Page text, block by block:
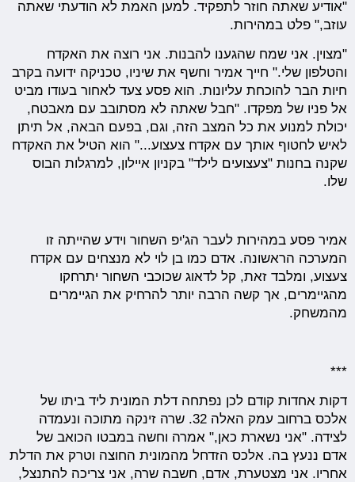
"אודיע שאתה חוזר לתפקיד. למען האמת לא הודעתי שאתה
עוזב," פלט במהירות.
"מצוין. אני שמח שהגענו להבנות. אני רוצה את האקדח
והטלפון שלי." חייך אמיר וחשף את שיניו, טכניקה ידועה בקרב
חיות הבר להוכחת עליונות. הוא פסע צעד לאחור בעודו מביט
אל פניו של מפקדו. "חבל שאתה לא מסתובב עם מאבטח,
יכולת למנוע את כל המצב הזה, וגם, בפעם הבאה, אל תיתן
לאיש לחטוף אותך עם אקדח צעצוע..." הוא הטיל את האקדח
שקנה בחנות "צעצועים לילד" בקניון איילון, למרגלות הבוס
שלו.
אמיר פסע במהירות לעבר הג'יפ השחור וידע שהייתה זו
המערכה הראשונה. אדם כמו בן לוי לא מנצחים עם אקדח
צעצוע, ומלבד זאת, קל לדאוג שכוכבי השחור יתרחקו
מהגיימרים, אך קשה הרבה יותר להרחיק את הגיימרים
מהמשחק.
***
דקות אחדות קודם לכן נפתחה דלת המונית ליד ביתו של
אלכס ברחוב עמק האלה 32. שרה זינקה מתוכה ונעמדה
לצידה. "אני נשארת כאן," אמרה וחשה במבטו הכואב של
אדם ננעץ בה. אלכס הזדחל מהמונית החוצה וטרק את הדלת
אחריו. אני מצטערת, אדם, חשבה שרה, אני צריכה להתנצל,